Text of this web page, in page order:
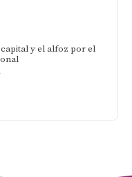
y el alfoz por el